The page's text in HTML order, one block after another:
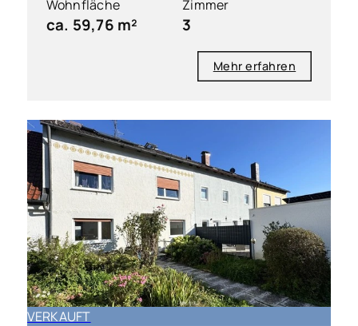
Wohnfläche
ca. 59,76 m²
Zimmer
3
Mehr erfahren
VERKAUFT